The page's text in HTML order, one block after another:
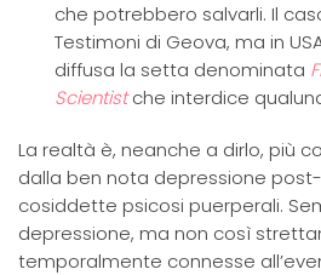
che potrebbero salvarli. Il
Testimoni di Geova, ma in
diffusa la setta denominata
Scientistche interdice
La realtà è, neanche a dirlo, più
dalla ben nota depressione
cosiddette psicosi puerperali.
depressione, ma non così
temporalmente connesse